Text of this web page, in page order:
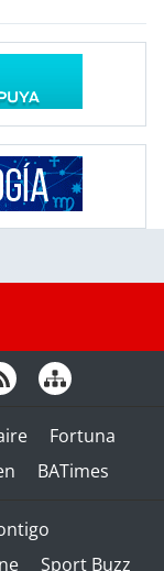
Fortuna
BATimes
Sport Buzz